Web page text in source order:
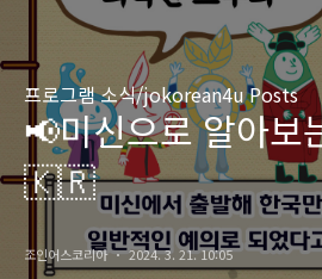
프로그램 소식/jokorean4u Posts
📢미신으로 알아보
🇰🇷
조인어스코리아 2024. 3. 21. 10:05